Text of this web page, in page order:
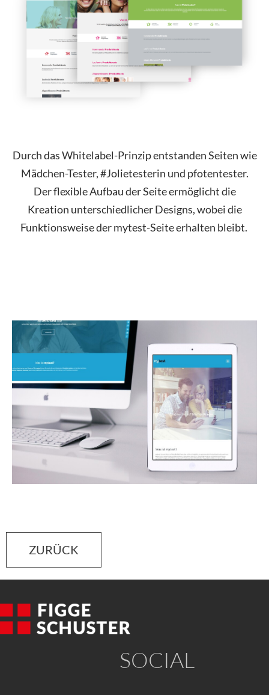
Durch das Whitelabel-Prinzip entstanden Seiten wie
Mädchen-Tester, #Jolietesterin und pfotentester.
Der flexible Aufbau der Seite ermöglicht die
Kreation unterschiedlicher Designs, wobei die
Funktionsweise der mytest-Seite erhalten bleibt.
ZURÜCK
SOCIAL